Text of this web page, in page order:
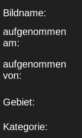
Bildname:
aufgenommen
am:
aufgenommen
von:
Gebiet:
Kategorie: